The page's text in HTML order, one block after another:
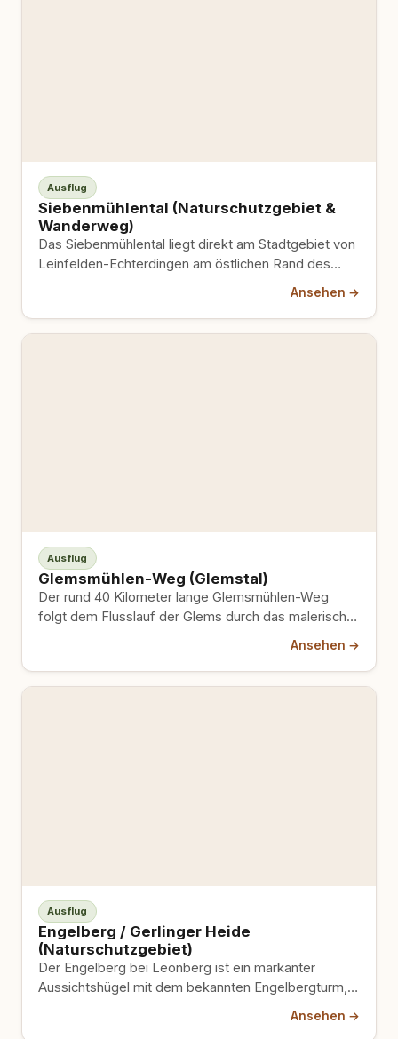
Ausflug
Siebenmühlental (Naturschutzgebiet &
Wanderweg)
Das Siebenmühlental liegt direkt am Stadtgebiet von
Leinfelden-Echterdingen am östlichen Rand des
Naturparks Schönbuch und bietet gut beschilderte…
Ansehen →
Ausflug
Glemsmühlen-Weg (Glemstal)
Der rund 40 Kilometer lange Glemsmühlen-Weg
folgt dem Flusslauf der Glems durch das malerische
Ansehen →
Ausflug
Engelberg / Gerlinger Heide
(Naturschutzgebiet)
Der Engelberg bei Leonberg ist ein markanter
Aussichtshügel mit dem bekannten Engelbergturm,
Ansehen →